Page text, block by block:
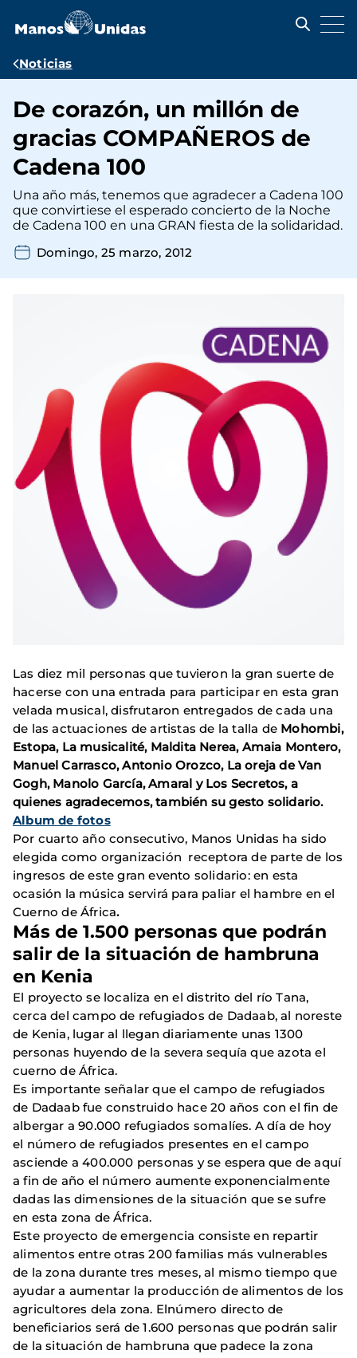
contenido
Ruta
navegación
Noticias
De corazón, un millón de
gracias COMPAÑEROS de
Cadena 100
Una año más, tenemos que agradecer a Cadena 100
que convirtiese el esperado concierto de la Noche
de Cadena 100 en una GRAN fiesta de la solidaridad.
Domingo, 25 marzo, 2012
Las diez mil personas que tuvieron la gran suerte de
hacerse con una entrada para participar en esta gran
velada musical, disfrutaron entregados de cada una
de las actuaciones de artistas de la talla de Mohombi,
Estopa, La musicalité, Maldita Nerea, Amaia Montero,
Manuel Carrasco, Antonio Orozco, La oreja de Van
Gogh, Manolo García, Amaral y Los Secretos, a
quienes agradecemos, también su gesto solidario.
Album de fotos
Por cuarto año consecutivo, Manos Unidas ha sido
elegida como organización receptora de parte de los
ingresos de este gran evento solidario: en esta
ocasión la música servirá para paliar el hambre en el
Cuerno de África.
Más de 1.500 personas que podrán
salir de la situación de hambruna
en Kenia
El proyecto se localiza en el distrito del río Tana,
cerca del campo de refugiados de Dadaab, al noreste
de Kenia, lugar al llegan diariamente unas 1300
personas huyendo de la severa sequía que azota el
cuerno de África.
Es importante señalar que el campo de refugiados
de Dadaab fue construido hace 20 años con el fin de
albergar a 90.000 refugiados somalíes. A día de hoy
el número de refugiados presentes en el campo
asciende a 400.000 personas y se espera que de aquí
a fin de año el número aumente exponencialmente
dadas las dimensiones de la situación que se sufre
en esta zona de África.
Este proyecto de emergencia consiste en repartir
alimentos entre otras 200 familias más vulnerables
de la zona durante tres meses, al mismo tiempo que
ayudar a aumentar la producción de alimentos de los
agricultores dela zona. Elnúmero directo de
beneficiarios será de 1.600 personas que podrán salir
de la situación de hambruna que padece la zona